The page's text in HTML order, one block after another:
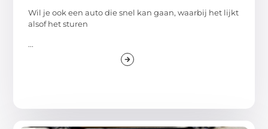
Wil je ook een auto die snel kan gaan, waarbij het lijkt
alsof het sturen
...